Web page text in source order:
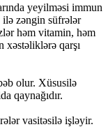
yeyilməsi immun
ilə zəngin süfrələr
həm vitamin, həm
xəstəliklərə qarşı
olur. Xüsusilə
qaynağıdır.
vasitəsilə işləyir.